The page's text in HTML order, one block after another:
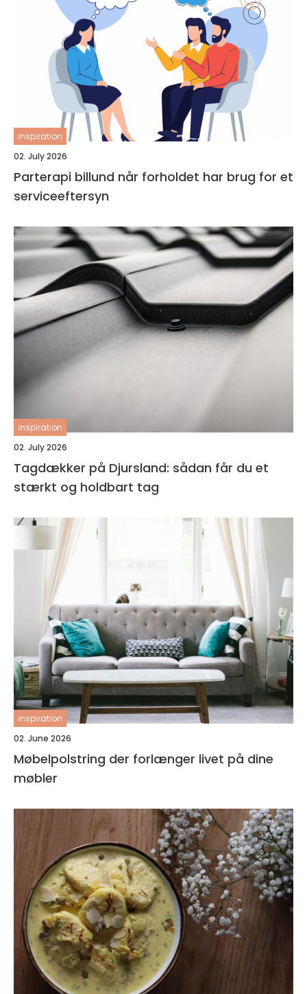
inspiration
02. July 2026
Parterapi billund når forholdet har brug for et
serviceeftersyn
inspiration
02. July 2026
Tagdækker på Djursland: sådan får du et
stærkt og holdbart tag
inspiration
02. June 2026
Møbelpolstring der forlænger livet på dine
møbler